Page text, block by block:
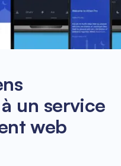
un service
web